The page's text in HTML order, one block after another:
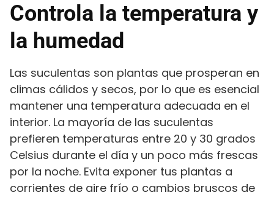
Controla la temperatura y
la humedad
Las suculentas son plantas que prosperan en
climas cálidos y secos, por lo que es esencial
mantener una temperatura adecuada en el
interior. La mayoría de las suculentas
prefieren temperaturas entre 20 y 30 grados
Celsius durante el día y un poco más frescas
por la noche. Evita exponer tus plantas a
corrientes de aire frío o cambios bruscos de